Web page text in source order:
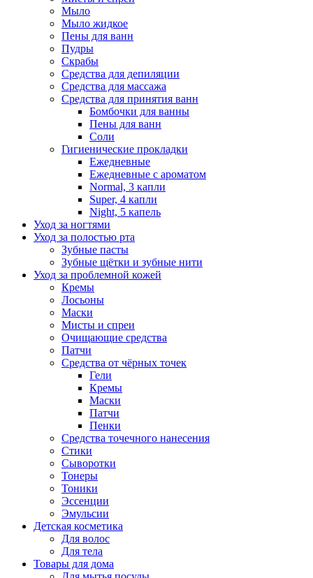
Мыло
Мыло жидкое
Пены для ванн
Пудры
Скрабы
Средства для депиляции
Средства для массажа
Средства для принятия ванн
Бомбочки для ванны
Пены для ванн
Соли
Гигиенические прокладки
Ежедневные
Ежедневные с ароматом
Normal, 3 капли
Super, 4 капли
Night, 5 капель
Уход за ногтями
Уход за полостью рта
Зубные пасты
Зубные щётки и зубные нити
Уход за проблемной кожей
Кремы
Лосьоны
Маски
Мисты и спреи
Очищающие средства
Патчи
Средства от чёрных точек
Гели
Кремы
Маски
Патчи
Пенки
Средства точечного нанесения
Стики
Сыворотки
Тонеры
Тоники
Эссенции
Эмульсии
Детская косметика
Для волос
Для тела
Товары для дома